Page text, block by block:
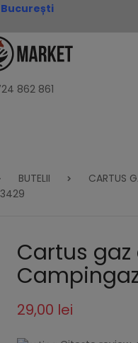
București
862 861
BUTELII
CARTUS
Cartus
29,00 lei